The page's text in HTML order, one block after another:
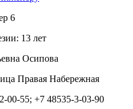
6
13 лет
Осипова
Правая Набережная
00-55; +7 48535-3-03-90